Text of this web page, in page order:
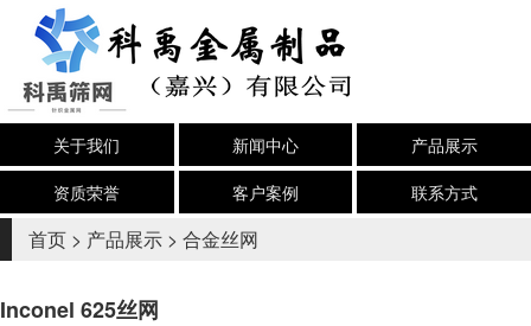
关于我们 新闻中心
产品展示
资质荣誉
客户案例 联系方式
首页 > 产品展示 > 合金丝网
Inconel 625丝网